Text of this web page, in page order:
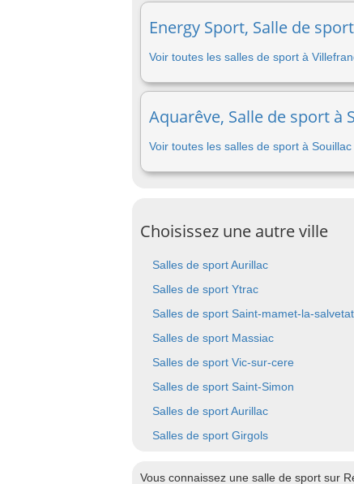
Energy Sport, Salle de
Voir toutes les salles de sport à
Aquarêve, Salle de sport à
Voir toutes les salles de sport à Souillac
Choisissez une autre ville
Salles de sport Aurillac
Salles de sport Ytrac
Salles de sport Saint-mamet-la-salvetat
Salles de sport Massiac
Salles de sport Vic-sur-cere
Salles de sport Saint-Simon
Salles de sport Aurillac
Salles de sport Girgols
Vous connaissez une salle de sport sur